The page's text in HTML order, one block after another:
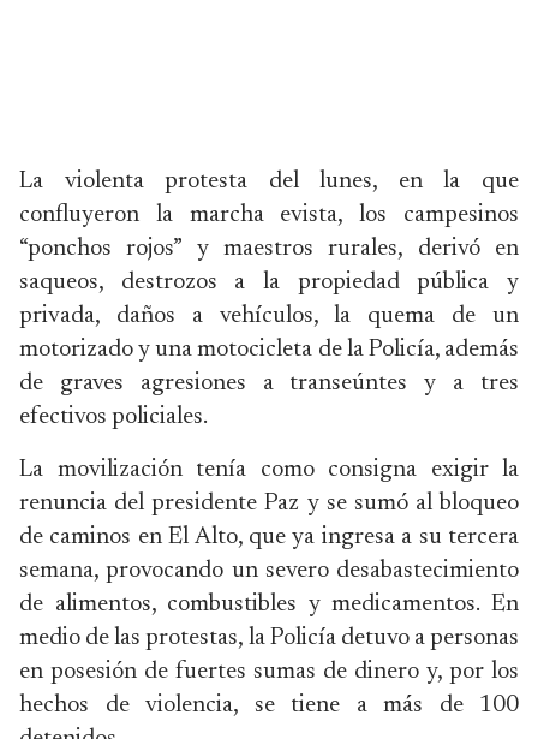
La violenta protesta del lunes, en la que
confluyeron la marcha evista, los campesinos
“ponchos rojos” y maestros rurales, derivó en
saqueos, destrozos a la propiedad pública y
privada, daños a vehículos, la quema de un
motorizado y una motocicleta de la Policía, además
de graves agresiones a transeúntes y a tres
efectivos policiales.
La movilización tenía como consigna exigir la
renuncia del presidente Paz y se sumó al bloqueo
de caminos en El Alto, que ya ingresa a su tercera
semana, provocando un severo desabastecimiento
de alimentos, combustibles y medicamentos. En
medio de las protestas, la Policía detuvo a personas
en posesión de fuertes sumas de dinero y, por los
hechos de violencia, se tiene a más de 100